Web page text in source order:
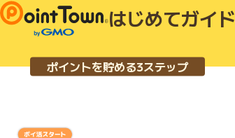
はじめてガイド
ポイントを貯める3ステップ